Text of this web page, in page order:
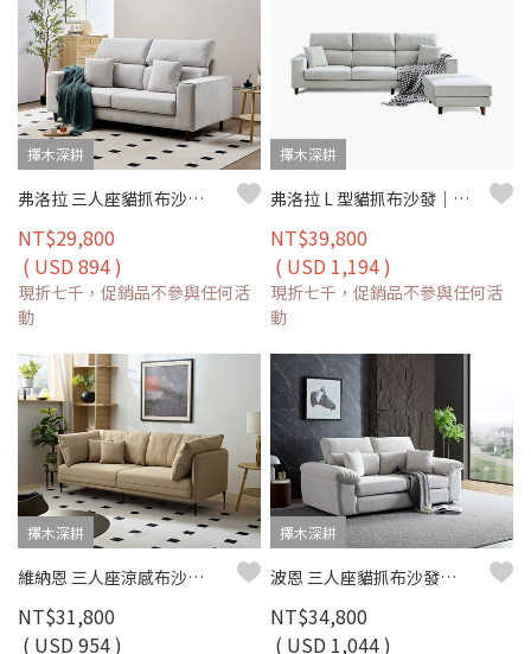
擇木深耕
弗洛拉 三人座貓抓布沙發｜皮絨貓抓布 × 防潑水耐磨 × 獨立筒坐墊 – 擇木深耕
NT$29,800
( USD 894 )
現折七千，促銷品不參與任何活
動
擇木深耕
弗洛拉 L 型貓抓布沙發｜獨立筒坐墊 × 防潑水耐磨 × 可拆洗布套 × 移動腳椅–擇木深耕
NT$39,800
( USD 1,194 )
現折七千，促銷品不參與任何活
動
擇木深耕
維納恩 三人座涼感布沙發｜清新機能涼感布 × 高密度彈力坐墊 × 金屬高腳設計 – 擇木深耕系列
NT$31,800
( USD 954 )
擇木深耕
波恩 三人座貓抓布沙發｜比利時貓抓布 × 可調式頭靠 × 寬扶手設計 – 擇木深耕
NT$34,800
( USD 1,044 )